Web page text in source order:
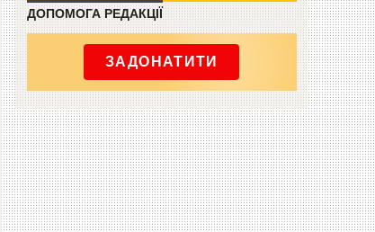
ДОПОМОГА РЕДАКЦІЇ
ЗАДОНАТИТИ